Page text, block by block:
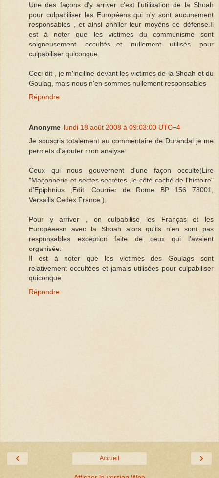
Une des façons d'y arriver c'est l'utilisation de la Shoah
pour culpabiliser les Européens qui n'y sont aucunement
responsables , et ainsi anhiler leur moyéns de défense.Il
est à noter que les victimes du communisme sont
soigneusement occultés...et nullement utilisés pour
culpabiliser quiconque.
Ceci dit , je m'inciline devant les victimes de la Shoah et du
Goulag, mais nous n'en sommes nullement responsables
Répondre
Anonyme lundi 18 août 2008 à 09:03:00 UTC−4
Je souscris totalement au commentaire de Durandal je me
permets d'ajouter mon analyse:
Ceux qui nous gouvernent d'une façon occulte(Lire
"Maçonnerie et sectes secrètes ,le côté caché de l'histoire"
d'Epiphnius ;Edit. Courrier de Rome BP 156 78001,
Versaills Cedex France ).
Pour y arriver , on culpabilise les Franças et les
Européeesn avec la Shoah alors qu'ils n'en sont pas
responsables exception faite de ceux qui l'avaient
organisée.
Il est à noter que les victimes des Goulags sont
relativement occultées et jamais utilisées pour culpabiliser
quiconque.
Répondre
‹ ›
Accueil